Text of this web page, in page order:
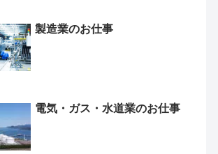
製造業のお仕事
電気・ガス・水道業のお仕事